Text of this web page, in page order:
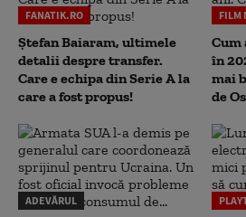
FANATIK.RO
Ștefan Baiaram, ultimele
detalii despre transfer.
Care e echipa din Serie A la
care a fost propus!
FILM
Cum
în
mai
de
ADEVĂRUL